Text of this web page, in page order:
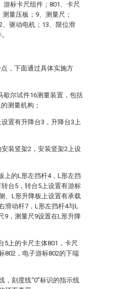
游标卡尺组件；801、卡尺
量压板；9、测量尺；
、驱动电机；13、限位滑
，下面通过具体实施方
歇尔试件16测量装置，包括
测量机构；
置有升降台3，升降台3上
装竖架2，安装竖架2上设
上的L形左挡杆4，L形左挡
台5，转台5上设置有游标
、L形升降板上设置有承载
滑动杆7，L形左挡杆4与L
9，测量尺9设置在L形升降
5上的卡尺主体801，卡尺
802，电子游标802的下端
，刻度线“0”标识的指示线